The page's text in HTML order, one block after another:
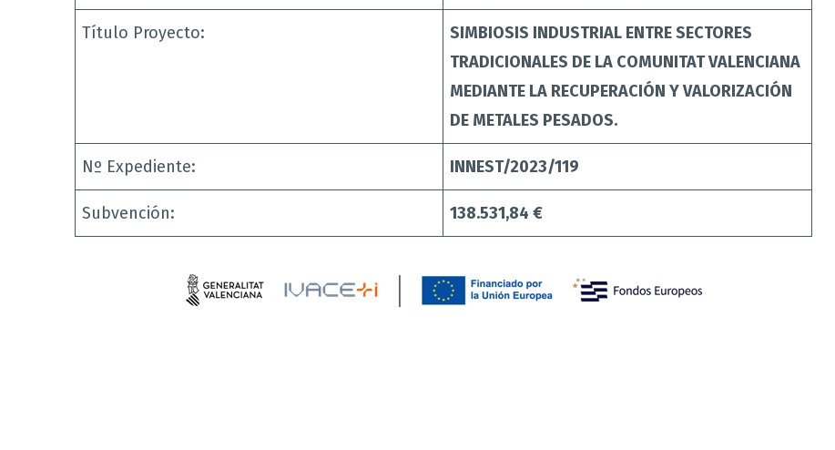
Título Proyecto:
SIMBIOSIS INDUSTRIAL ENTRE SECTORES
TRADICIONALES DE LA COMUNITAT VALENCIANA
MEDIANTE LA RECUPERACIÓN Y VALORIZACIÓN
DE METALES PESADOS.
Nº Expediente: INNEST/2023/119
Subvención: 138.531,84 €